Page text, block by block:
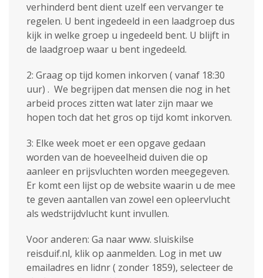
verhinderd bent dient uzelf een vervanger te
regelen. U bent ingedeeld in een laadgroep dus
kijk in welke groep u ingedeeld bent. U blijft in
de laadgroep waar u bent ingedeeld.
2: Graag op tijd komen inkorven ( vanaf 18:30
uur) . We begrijpen dat mensen die nog in het
arbeid proces zitten wat later zijn maar we
hopen toch dat het gros op tijd komt inkorven.
3: Elke week moet er een opgave gedaan
worden van de hoeveelheid duiven die op
aanleer en prijsvluchten worden meegegeven.
Er komt een lijst op de website waarin u de mee
te geven aantallen van zowel een opleervlucht
als wedstrijdvlucht kunt invullen.
Voor anderen: Ga naar www. sluiskilse
reisduif.nl, klik op aanmelden. Log in met uw
emailadres en lidnr ( zonder 1859), selecteer de